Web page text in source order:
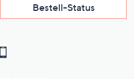
Bestell-Status